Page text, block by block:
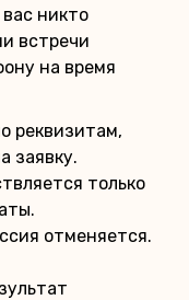
никто
встречи
на время
реквизитам,
заявку.
только
отменяется.